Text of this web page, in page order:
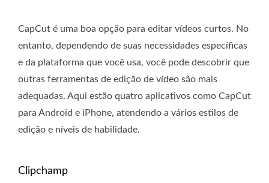
CapCut é uma boa opção para editar vídeos curtos. No
entanto, dependendo de suas necessidades específicas
e da plataforma que você usa, você pode descobrir que
outras ferramentas de edição de vídeo são mais
adequadas. Aqui estão quatro aplicativos como CapCut
para Android e iPhone, atendendo a vários estilos de
edição e níveis de habilidade.
Clipchamp